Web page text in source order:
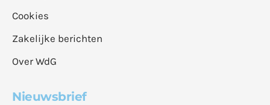
Cookies
Zakelijke berichten
Over WdG
Nieuwsbrief